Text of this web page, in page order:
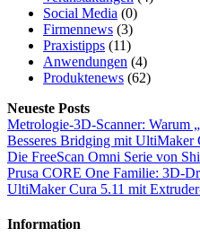
Social Media (0)
Firmennews (3)
Praxistipps (11)
Anwendungen (4)
Produktenews (62)
Neueste Posts
Metrologie-3D-Scanner: Warum
Besseres Bridging mit UltiMaker
Die FreeScan Omni Serie von
Prusa CORE One Familie: 3D-
UltiMaker Cura 5.11 mit
Information